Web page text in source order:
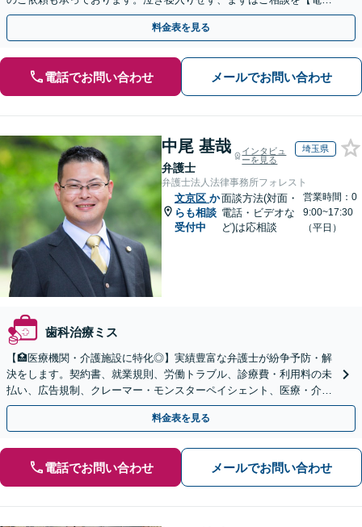
話・メール相談可能】【初回相談無料】【後楽園駅徒歩8分】
料金表を見る
電話でお問い合わせ メールでお問い合わせ
中尾 基哉
弁護士
インタビュ
ーを見る
埼玉県
弁護士法人法律事務所フォレスト
文京区 か
らも相談
受付中
面談方法(対面・
電話・ビデオな
ど)は応相談
営業時間：0
9:00~17:30
（平日）
歯科治療ミス
【🏥医療機関・介護施設に特化◎】実績豊富な弁護士が紛争予防・解
決をします。契約書、就業規則、労働トラブル、診療費・利用料の未
払い、広告規制、クレーマー・モンスターペイシェント、医療・介護
事故などに対応【顧問契約あり】
料金表を見る
電話でお問い合わせ メールでお問い合わせ